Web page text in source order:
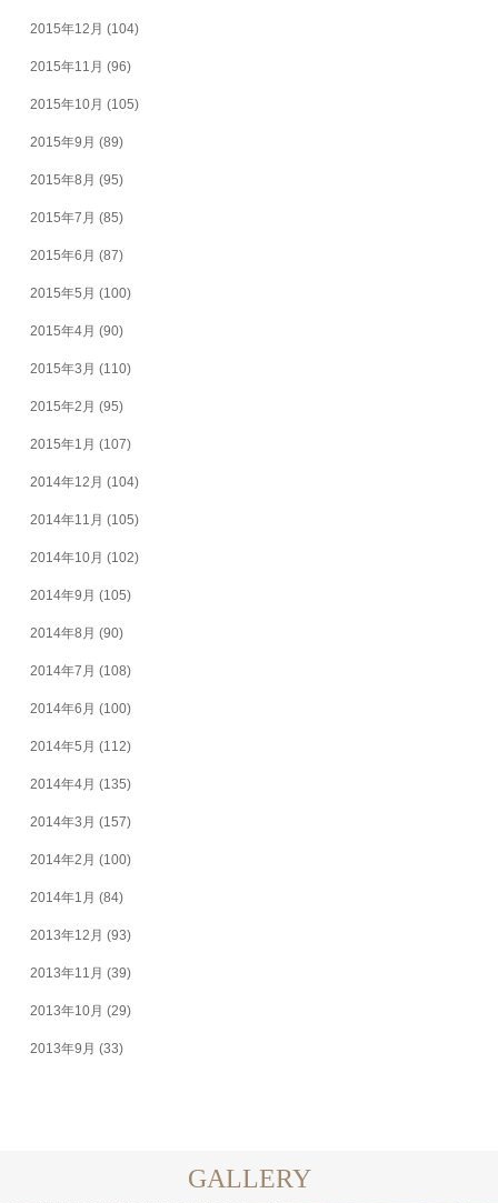
2015年12月 (104)
2015年11月 (96)
2015年10月 (105)
2015年9月 (89)
2015年8月 (95)
2015年7月 (85)
2015年6月 (87)
2015年5月 (100)
2015年4月 (90)
2015年3月 (110)
2015年2月 (95)
2015年1月 (107)
2014年12月 (104)
2014年11月 (105)
2014年10月 (102)
2014年9月 (105)
2014年8月 (90)
2014年7月 (108)
2014年6月 (100)
2014年5月 (112)
2014年4月 (135)
2014年3月 (157)
2014年2月 (100)
2014年1月 (84)
2013年12月 (93)
2013年11月 (39)
2013年10月 (29)
2013年9月 (33)
GALLERY